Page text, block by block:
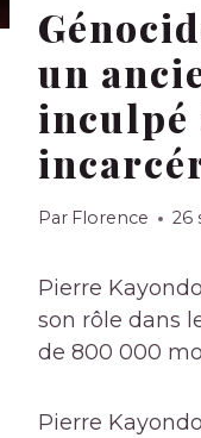
un
inculpé
Par Florence 26
Pierre
son rôle dans
de 800 000
Pierre